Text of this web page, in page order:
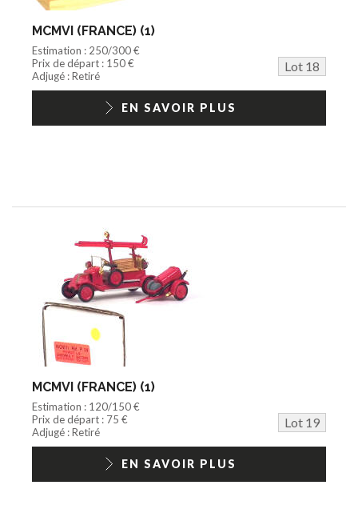
MCMVI (FRANCE) (1)
Estimation : 250/300 €
Prix de départ : 150 €
Lot 18
Adjugé : Retiré
EN SAVOIR PLUS
MCMVI (FRANCE) (1)
Estimation : 120/150 €
Prix de départ : 75 €
Lot 19
Adjugé : Retiré
EN SAVOIR PLUS